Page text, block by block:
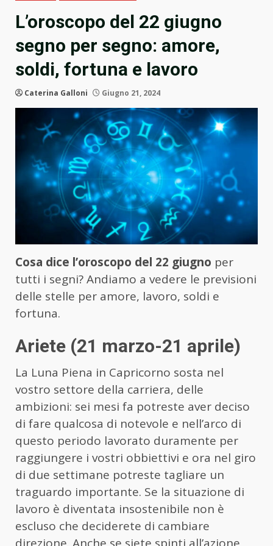
L’oroscopo del 22 giugno
segno per segno: amore,
soldi, fortuna e lavoro
Caterina Galloni Giugno 21, 2024
Cosa dice l’oroscopo del 22 giugno per
tutti i segni? Andiamo a vedere le previsioni
delle stelle per amore, lavoro, soldi e
fortuna.
Ariete (21 marzo-21 aprile)
La Luna Piena in Capricorno sosta nel
vostro settore della carriera, delle
ambizioni: sei mesi fa potreste aver deciso
di fare qualcosa di notevole e nell’arco di
questo periodo lavorato duramente per
raggiungere i vostri obbiettivi e ora nel giro
di due settimane potreste tagliare un
traguardo importante. Se la situazione di
lavoro è diventata insostenibile non è
escluso che deciderete di cambiare